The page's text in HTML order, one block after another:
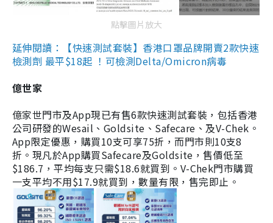
點擊圖片放大
延伸閱讀：【快速測試套裝】香港口罩品牌開賣2款快速
檢測劑 最平$18起 ！可檢測Delta/Omicron病毒
億世家
億家世門市及App現已有售6款快速測試套裝，包括香港
公司研發的Wesail、Goldsite、Safecare、及V-Chek。
App限定優惠，購買10支可享75折，而門市則10支8
折。現凡於App購買Safecare及Goldsite，售價低至
$186.7，平均每支只需$18.6就買到。V-Chek門市購買
一支平均不用$17.9就買到，數量有限，售完即止。